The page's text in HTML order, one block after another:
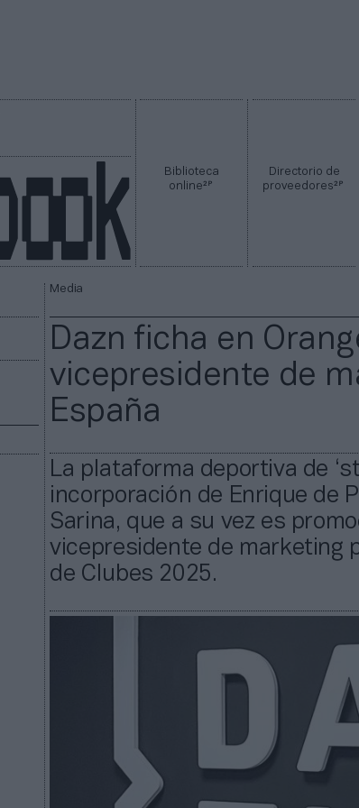
Biblioteca
online2P
Directorio de
proveedores2P
Media
Dazn ficha en
vicepresidente de
España
La plataforma deportiva de
incorporación de Enrique de
Sarina, que a su vez es
vicepresidente de marketing
de Clubes 2025.